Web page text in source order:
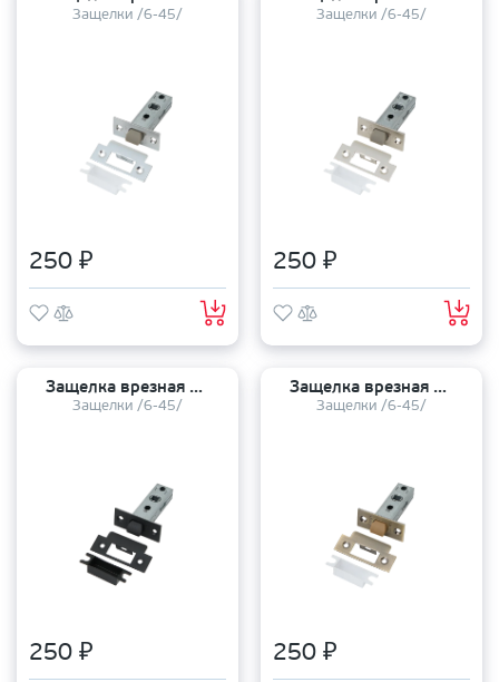
Защелки /6-45/
250 ₽
Защелки /6-45/
250 ₽
Защелка врезная TANDOOR TDL 6-45 plastic BLACK
Защелки /6-45/
250 ₽
Защелка врезная TANDOOR TDL 6-45 plastic AB
Защелки /6-45/
250 ₽